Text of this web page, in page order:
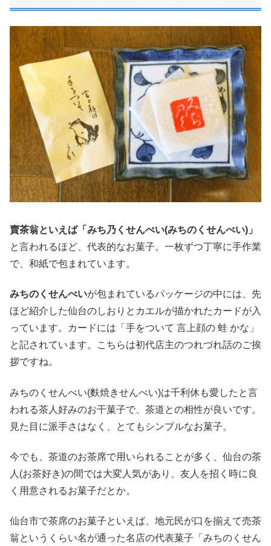
賣茶翁といえば「みち乃くせんべい(みちのくせんべい)」
と言われるほど、代表的なお菓子。一枚ずつ丁寧に手作業
で、和紙で包まれています。
みちのくせんべいが包まれているパッケージの中には、先
ほど紹介した仙台のしおりとカエルが描かれたカードが入
っています。カードには「手をついて 言上顔の 蛙 かな」
と記されています。こちらは初代店主のつれづれ話のご挨
拶ですね。
みちのくせんべい(麩焼きせんべい)は千利休も愛したと言
われる茶人好みのお干菓子で、茶道との相性が良いです。
見た目に派手さはなく、とてもシンプルなお菓子。
今でも、茶道のお茶席で用いられることが多く、仙台の茶
人(お茶好き)の間では大変人気があり、友人を招く時に良
く用意されるお菓子だとか。
仙台市で茶席のお菓子といえば、地元民が口を揃えて売茶
翁というくらい名が通った名店の代表菓子「みちのくせん